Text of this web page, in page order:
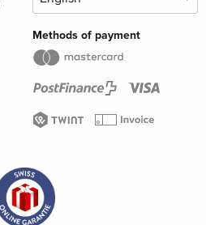
Methods of payment